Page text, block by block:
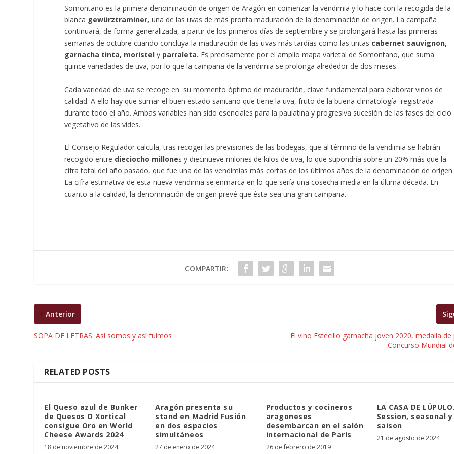
Somontano es la primera denominación de origen de Aragón en comenzar la vendimia y lo hace con la recogida de la
blanca gewürztraminer, una de las uvas de más pronta maduración de la denominación de origen. La campaña
continuará, de forma generalizada, a partir de los primeros días de septiembre y se prolongará hasta las primeras
semanas de octubre cuando concluya la maduración de las uvas más tardías como las tintas cabernet sauvignon,
garnacha tinta, moristel y parraleta. Es precisamente por el amplio mapa varietal de Somontano, que suma
quince variedades de uva, por lo que la campaña de la vendimia se prolonga alrededor de dos meses.
Cada variedad de uva se recoge en su momento óptimo de maduración, clave fundamental para elaborar vinos de
calidad. A ello hay que sumar el buen estado sanitario que tiene la uva, fruto de la buena climatología registrada
durante todo el año. Ambas variables han sido esenciales para la paulatina y progresiva sucesión de las fases del ciclo
vegetativo de las vides.
El Consejo Regulador calcula, tras recoger las previsiones de las bodegas, que al término de la vendimia se habrán
recogido entre dieciocho millones y diecinueve milones de kilos de uva, lo que supondría sobre un 20% más que la
cifra total del año pasado, que fue una de las vendimias más cortas de los últimos años de la denominación de origen.
La cifra estimativa de esta nueva vendimia se enmarca en lo que sería una cosecha media en la última década. En
cuanto a la calidad, la denominación de origen prevé que ésta sea una gran campaña.
COMPARTIR:
Anterior
SOPA DE LETRAS. Así somos y así fuimos
El vino Estecillo garnacha joven 2020, medalla
Concurso Mundial
RELATED POSTS
El Queso azul de Bunker
de Quesos O Xortical
consigue Oro en World
Cheese Awards 2024
18 de noviembre de 2024
Aragón presenta su
stand en Madrid Fusión
en dos espacios
simultáneos
27 de enero de 2024
Productos y cocineros
aragoneses
desembarcan en el salón
internacional de París
26 de febrero de 2019
LA CASA DE
Session, seasonal y
saison
21 de agosto de 2024